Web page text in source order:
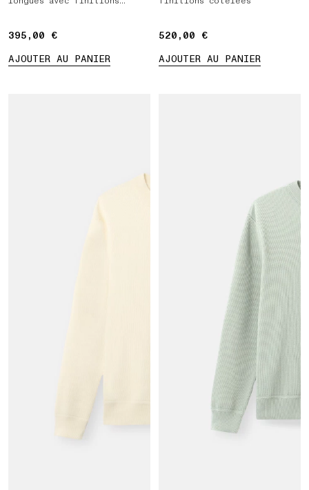
395,00 €
395,00 €
AJOUTER AU PANIER
520,00 €
520,00 €
AJOUTER AU PANIER